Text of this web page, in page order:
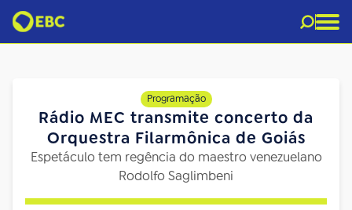
Programação
Rádio MEC transmite concerto da
Orquestra Filarmônica de Goiás
Espetáculo tem regência do maestro venezuelano
Rodolfo Saglimbeni